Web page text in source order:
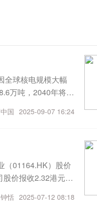
全球核电规模大幅
万吨，2040年将达
的影响，铀现货价
正在全球大
生产商潜在的交付
面临巨大的看涨风
出，全球核电反应
15万吨。但在供给
国 2025-09-07 16:24
（01164.HK）股价
价报收2.32港元，
Genuity的协
钟恬 2025-07-12 08:18